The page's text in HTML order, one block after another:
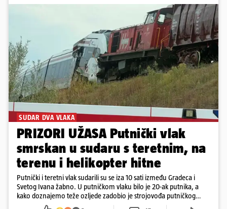
SUDAR DVA VLAKA
PRIZORI UŽASA Putnički vlak
smrskan u sudaru s teretnim, na
terenu i helikopter hitne
Putnički i teretni vlak sudarili su se iza 10 sati između Gradeca i
Svetog Ivana žabno. U putničkom vlaku bilo je 20-ak putnika, a
kako doznajemo teže ozljede zadobio je strojovođa putničkog
vlaka. Zatvoren je promet, a fotoreporteri Prigorskog objavili su